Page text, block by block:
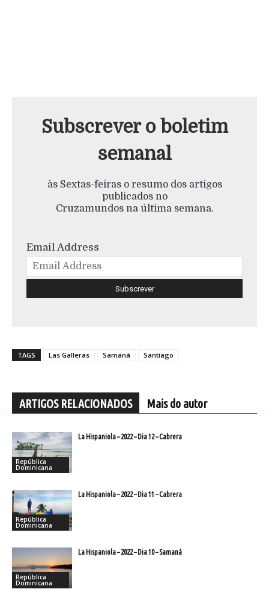
Subscrever o boletim
semanal
às Sextas-feiras o resumo dos artigos
publicados no
Cruzamundos na última semana.
Email Address
TAGS Las Galleras Samaná Santiago
ARTIGOS RELACIONADOS Mais do autor
República
Dominicana
La Hispaniola – 2022 – Dia 12 – Cabrera
República
Dominicana
La Hispaniola – 2022 – Dia 11 – Cabrera
República
Dominicana
La Hispaniola – 2022 – Dia 10 – Samaná